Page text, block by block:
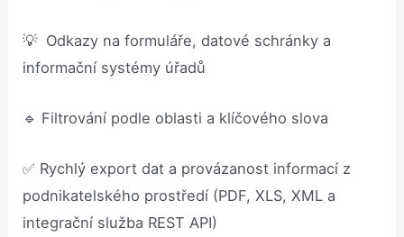
💡 Odkazy na formuláře, datové schránky a
informační systémy úřadů
🔹 Filtrování podle oblasti a klíčového slova
✅ Rychlý export dat a provázanost informací z
podnikatelského prostředí (PDF, XLS, XML a
integrační služba REST API)